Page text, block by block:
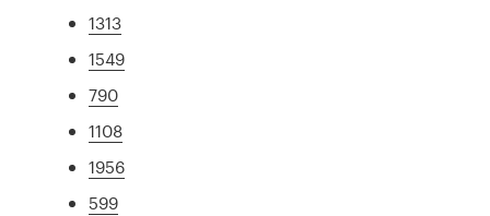
1313
1549
790
1108
1956
599